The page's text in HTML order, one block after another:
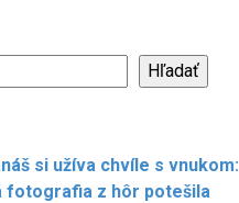
Hľadať
si užíva chvíle s vnukom:
fotografia z hôr potešila